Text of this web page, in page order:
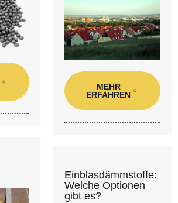
MEHR
ERFAHREN
Einblasdämmstoffe:
Welche Optionen
gibt es?